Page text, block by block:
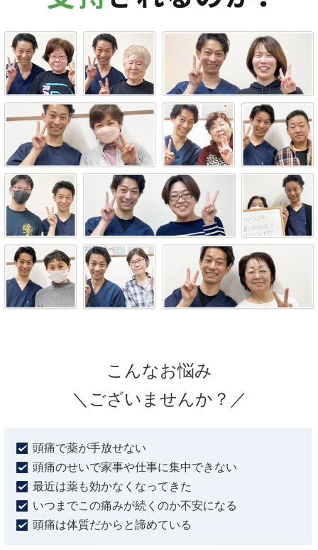
こんなお悩み
＼ございませんか？／
頭痛で薬が手放せない
頭痛のせいで家事や仕事に集中できない
最近は薬も効かなくなってきた
いつまでこの痛みが続くのか不安になる
頭痛は体質だからと諦めている